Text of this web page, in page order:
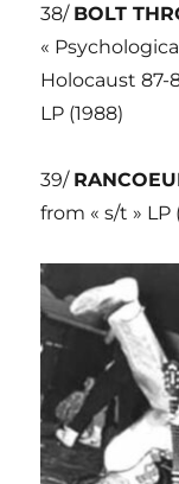
38/ BOLT
«
Holocaust 87-
LP (1988)
39/
from « s/t » LP